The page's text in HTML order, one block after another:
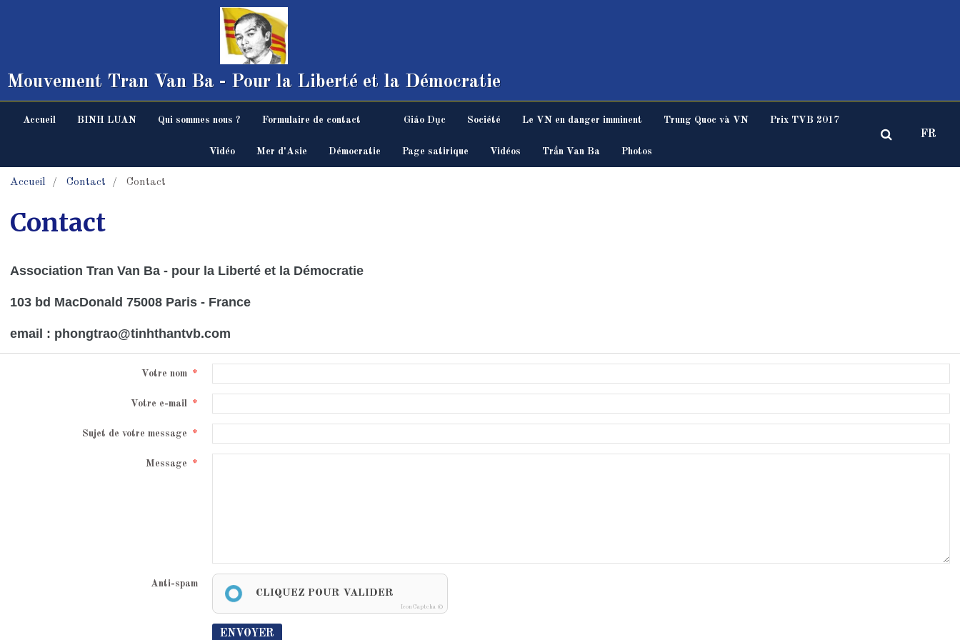
Mouvement Tran Van Ba - Pour la Liberté et la Démocratie
Accueil BINH LUAN Qui sommes nous ? Formulaire de contact Giáo Dục Société Le VN en danger imminent Trung Quoc và VN Prix TVB 2017
Vidéo Mer d'Asie Démocratie Page satirique Vidéos Trần Van Ba Photos
FR
Accueil Contact Contact
Contact
Association Tran Van Ba - pour la Liberté et la Démocratie
103 bd MacDonald 75008 Paris - France
email : phongtrao@tinhthantvb.com
Votre nom
Votre e-mail
Sujet de votre message
Message
Anti-spam
CLIQUEZ POUR VALIDER
IconCaptcha ©
ENVOYER